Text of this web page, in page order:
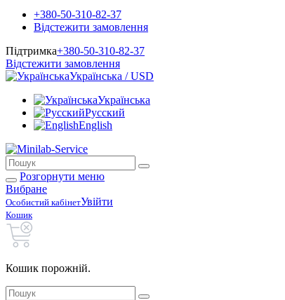
+380-50-310-82-37
Відстежити замовлення
Підтримка+380-50-310-82-37
Відстежити замовлення
Українська / USD
Українська
Русский
English
Розгорнути меню
Вибране
Особистий кабінетУвійти
Кошик
Кошик порожній.